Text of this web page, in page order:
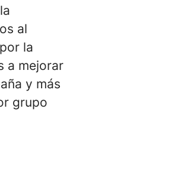
al
la
a mejorar
y más
grupo